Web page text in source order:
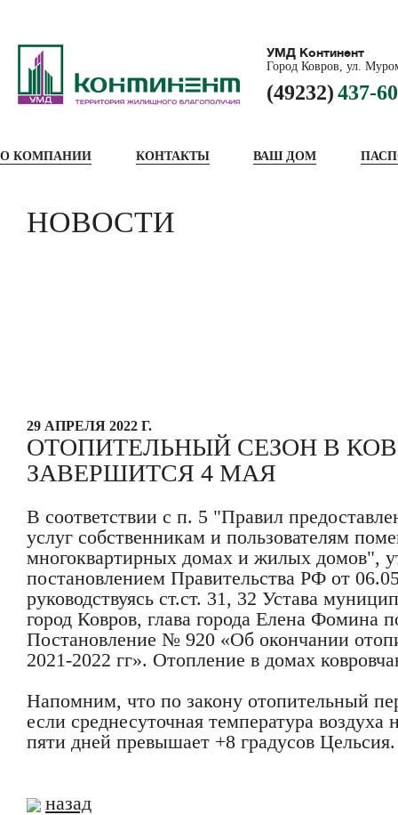
УМД Континент
Город Ковров, ул.
(49232)437-60
О КОМПАНИИ КОНТАКТЫ ВАШ ДОМ
НОВОСТИ
29 АПРЕЛЯ 2022 Г.
ОТОПИТЕЛЬНЫЙ СЕЗОН В
ЗАВЕРШИТСЯ 4 МАЯ
В соответствии с п. 5 "Правил
услуг собственникам и пользователям
многоквартирных домах и жилых домов",
постановлением Правительства РФ от
руководствуясь ст.ст. 31, 32 Устава
город Ковров, глава города Елена Фомина
Постановление № 920 «Об окончании
2021-2022 гг». Отопление в домах
Напомним, что по закону отопительный
если среднесуточная температура
пяти дней превышает +8 градусов Цельсия.
назад